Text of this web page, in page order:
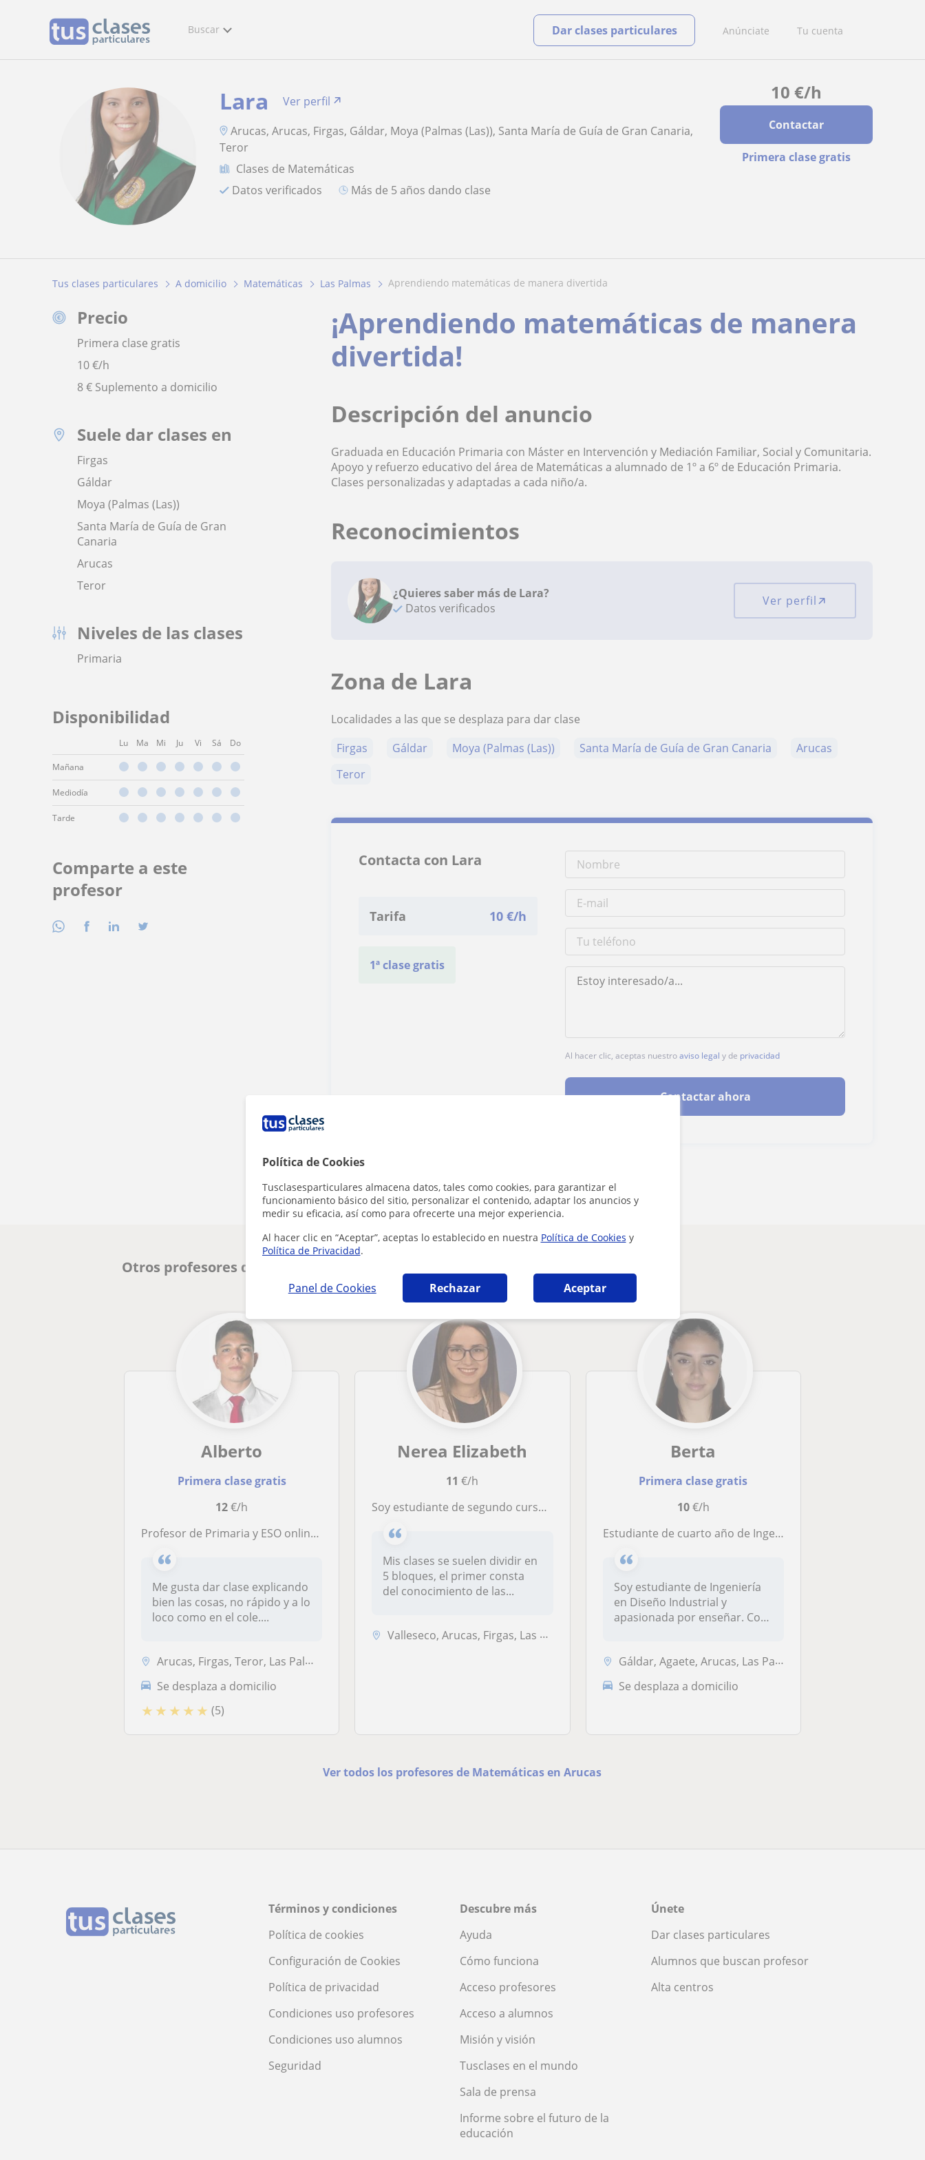
Política de Cookies
Tusclasesparticulares almacena datos, tales como cookies, para garantizar el
funcionamiento básico del sitio, personalizar el contenido, adaptar los anuncios y
medir su eficacia, así como para ofrecerte una mejor experiencia.
Al hacer clic en “Aceptar”, aceptas lo establecido en nuestra Política de Cookies y
Política de Privacidad.
Panel de Cookies Rechazar Aceptar
Buscar Anúnciate Tu cuenta
Dar clases particulares
10 €/h
Contactar
Primera clase gratis
Lara
Ver perfil
Arucas, Arucas, Firgas, Gáldar, Moya (Palmas (Las)), Santa María de Guía de Gran Canaria,
Teror
Clases de Matemáticas
Datos verificados
más de 5 años dando clase
Tus clases particulares A domicilio Matemáticas Las Palmas aprendiendo matemáticas de manera divertida
Precio
Primera clase gratis
10€/h
8 € Suplemento a domicilio
Suele dar clases en
Firgas
Gáldar
Moya (Palmas (Las))
Santa María de Guía de Gran
Canaria
Arucas
Teror
Niveles de las clases
Primaria
Disponibilidad
Lu Ma Mi Ju Vi Sá Do
Mañana
Mediodía
Tarde
Comparte a este
profesor
¡Aprendiendo matemáticas de manera
divertida!
Descripción del anuncio
Graduada en Educación Primaria con Máster en Intervención y Mediación Familiar, Social y Comunitaria.
Apoyo y refuerzo educativo del área de Matemáticas a alumnado de 1º a 6º de Educación Primaria.
Clases personalizadas y adaptadas a cada niño/a.
Reconocimientos
¿Quieres saber más de Lara?
Datos verificados
Ver perfil
Zona de Lara
Localidades a las que se desplaza para dar clase
Firgas
Gáldar Moya (Palmas (Las)) Santa María de Guía de Gran Canaria
Arucas
Teror
Contacta con Lara
Tarifa 10 €/h
1ª clase gratis
Al hacer clic, aceptas nuestroaviso legal y de privacidad
Contactar ahora
¿Hay algún error en este perfil?
Otros profesores de Matemáticas en Arucas que pueden interesarte
Alberto
Primera clase gratis
12€/h
Profesor de Primaria y ESO online o a domicilio
Me gusta dar clase explicando
bien las cosas, no rápido y a lo
loco como en el cole....
Arucas, Firgas, Teror, Las Palmas de Gran Canaria, Moya (Palmas (Las))...
Se desplaza a domicilio
★ ★ ★ ★ ★ (5)
Nerea Elizabeth
11 €/h
Soy estudiante de segundo curso del grado en matemáticas, estoy capacitada para dar esta asignatura a todos los niveles
Mis clases se suelen dividir en
5 bloques, el primer consta
del conocimiento de las...
Valleseco, Arucas, Firgas, Las Palmas de Gran Canaria, Teror, Vega de ...
Berta
Primera clase gratis
10€/h
Estudiante de cuarto año de Ingeniería en Diseño Industrial
Soy estudiante de Ingeniería
en Diseño Industrial y
apasionada por enseñar. Con
Gáldar, Agaete, Arucas, Las Palmas de Gran Canaria, Moya (Palmas (Las)...
Se desplaza a domicilio
Ver todos los profesores de Matemáticas en Arucas
Términos y condiciones
Política de cookies
Configuración de Cookies
Política de privacidad
Condiciones uso profesores
Condiciones uso alumnos
Seguridad
Descubre más
Ayuda
Cómo funciona
Acceso profesores
Acceso a alumnos
Misión y visión
Tusclases en el mundo
Sala de prensa
Informe sobre el futuro de la
educación
Únete
Dar clases particulares
Alumnos que buscan profesor
Alta centros